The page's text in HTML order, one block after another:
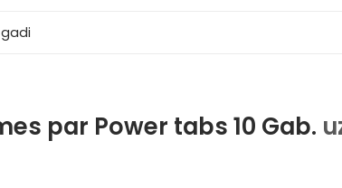
par Power tabs 10 Gab.